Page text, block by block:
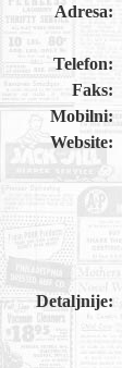
Nega lica i
Shopping
Sve za
Sve za decu
Gastronomija
Kuća i bašta
Zdravlje i
Sport i
Adresa:
Telefon:
Faks:
Mobilni:
Website:
Detaljnije: